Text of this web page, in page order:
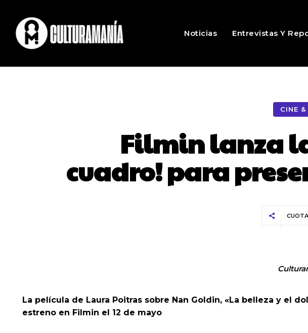
Noticias Entrevistas Y
CINE &
Filmin lanza
cuadro! para
CUOTA
La película de Laura Poitras sobre Nan Goldin, «La belleza y el
estreno en Filmin el 12 de mayo